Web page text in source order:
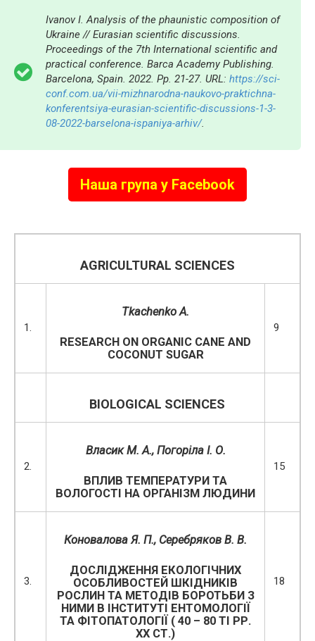
Ivanov I. Analysis of the phaunistic composition of
Ukraine // Eurasian scientific discussions.
Proceedings of the 7th International scientific and
practical conference. Barca Academy Publishing.
Barcelona, Spain. 2022. Pp. 21-27. URL: https://sci-
conf.com.ua/vii-mizhnarodna-naukovo-praktichna-
konferentsiya-eurasian-scientific-discussions-1-3-
08-2022-barselona-ispaniya-arhiv/.
Наша група у Facebook
AGRICULTURAL SCIENCES
1.
Tkachenko A.
RESEARCH ON ORGANIC CANE AND
COCONUT SUGAR
9
BIOLOGICAL SCIENCES
2.
Власик М. А., Погоріла І. О.
ВПЛИВ ТЕМПЕРАТУРИ ТА
ВОЛОГОСТІ НА ОРГАНІЗМ ЛЮДИНИ
15
3.
Коновалова Я. П., Серебряков В. В.
ДОСЛІДЖЕННЯ ЕКОЛОГІЧНИХ
ОСОБЛИВОСТЕЙ ШКІДНИКІВ
РОСЛИН ТА МЕТОДІВ БОРОТЬБИ З
НИМИ В ІНСТИТУТІ ЕНТОМОЛОГІЇ
ТА ФІТОПАТОЛОГІЇ ( 40 – 80 ТІ РР.
ХХ СТ.)
18